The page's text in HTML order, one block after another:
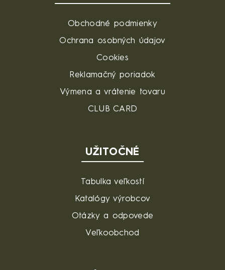
Obchodné podmienky
Ochrana osobných údajov
Cookies
Reklamačný poriadok
Výmena a vrátenie tovaru
CLUB CARD
UŽITOČNÉ
Tabulka veľkostí
Katalógy výrobcov
Otázky a odpovede
Veľkoobchod